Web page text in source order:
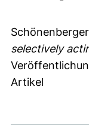
selectively
Artikel